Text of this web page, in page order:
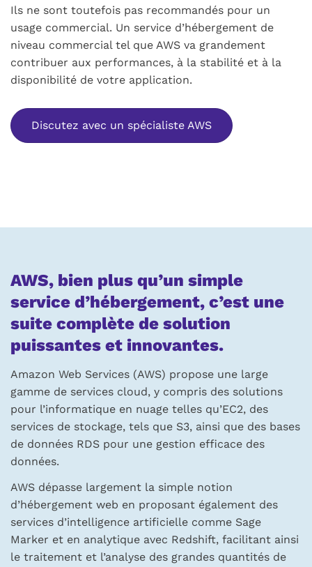
Ils ne sont toutefois pas recommandés pour un
usage commercial. Un service d’hébergement de
niveau commercial tel que AWS va grandement
contribuer aux performances, à la stabilité et à la
disponibilité de votre application.
Discutez avec un spécialiste AWS
AWS, bien plus qu’un simple
service d’hébergement, c’est une
suite complète de solution
puissantes et innovantes.
Amazon Web Services (AWS) propose une large
gamme de services cloud, y compris des solutions
pour l’informatique en nuage telles qu’EC2, des
services de stockage, tels que S3, ainsi que des bases
de données RDS pour une gestion efficace des
données.
AWS dépasse largement la simple notion
d’hébergement web en proposant également des
services d’intelligence artificielle comme Sage
Marker et en analytique avec Redshift, facilitant ainsi
le traitement et l’analyse des grandes quantités de